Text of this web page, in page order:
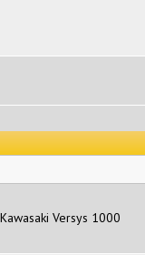
Versys 1000